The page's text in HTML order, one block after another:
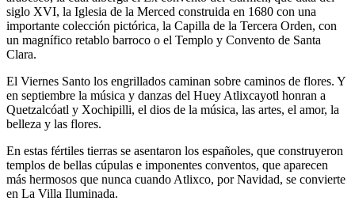
siglo XVI, la Iglesia de la Merced construida en 1680 con una
importante colección pictórica, la Capilla de la Tercera Orden, con
un magnífico retablo barroco o el Templo y Convento de Santa
Clara.
El Viernes Santo los engrillados caminan sobre caminos de flores. Y
en septiembre la música y danzas del Huey Atlixcayotl honran a
Quetzalcóatl y Xochipilli, el dios de la música, las artes, el amor, la
belleza y las flores.
En estas fértiles tierras se asentaron los españoles, que construyeron
templos de bellas cúpulas e imponentes conventos, que aparecen
más hermosos que nunca cuando Atlixco, por Navidad, se convierte
en La Villa Iluminada.